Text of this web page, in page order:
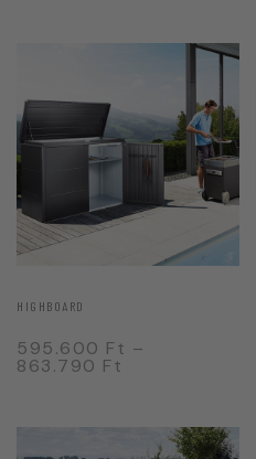
HIGHBOARD
595.600 Ft –
863.790 Ft